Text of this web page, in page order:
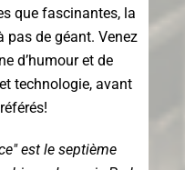
que fascinantes, la
pas de géant. Venez
d’humour et de
technologie, avant
est le septième